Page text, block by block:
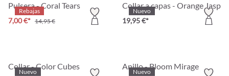
Rebajas
Pulsera - Coral Tears
7,00 €* 14,95 €
Nuevo
Collar a capas - Orange Jasper
19,95 €*
Nuevo
Collar - Color Cubes
Nuevo
Anillo - Bloom Mirage